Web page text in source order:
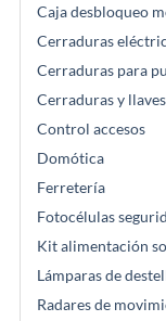
Caja desbloqueo
Cerraduras
Cerraduras para
Cerraduras y
Control accesos
Domótica
Ferretería
Fotocélulas
Kit alimentación
Lámparas de
Radares de